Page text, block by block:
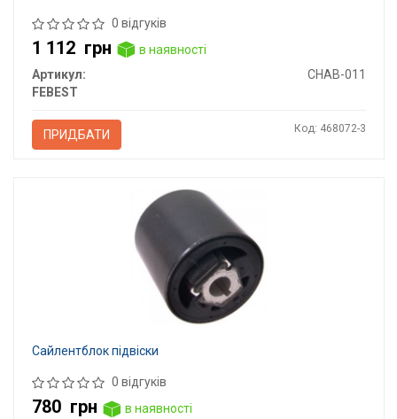
0 відгуків
1 112 грн
в наявності
Артикул:
CHAB-011
FEBEST
ПРИДБАТИ Код: 468072-3
Сайлентблок підвіски
0 відгуків
780 грн
в наявності